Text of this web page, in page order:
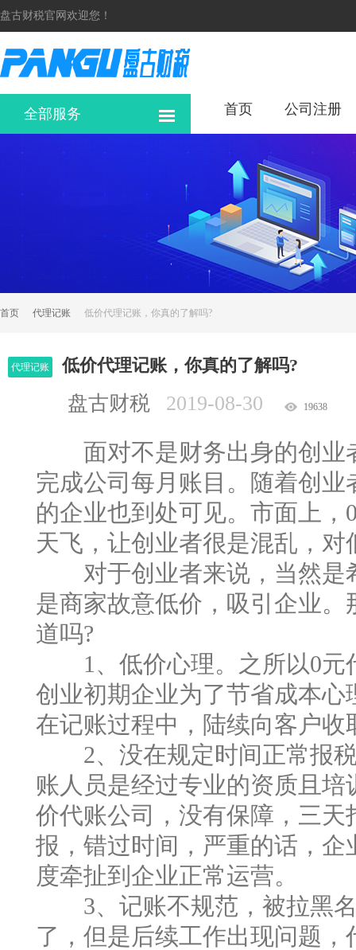
盘古财税官网欢迎您！
全部服务 首页 公司注册
首页 代理记账 低价代理记账，你真的了解吗?
代理记账 低价代理记账，你真的了解吗?
盘古财税 2019-08-30 19638
面对不是财务出身的创业
完成公司每月账目。随着创
的企业也到处可见。市面上
天飞，让创业者很是混乱，对
对于创业者来说，当然是
是商家故意低价，吸引企业
道吗?
1、低价心理。之所以0元
创业初期企业为了节省成本
在记账过程中，陆续向客户收
2、没在规定时间正常报税
账人员是经过专业的资质且
价代账公司，没有保障，三
报，错过时间，严重的话，
度牵扯到企业正常运营。
3、记账不规范，被拉黑名
了，但是后续工作出现问题